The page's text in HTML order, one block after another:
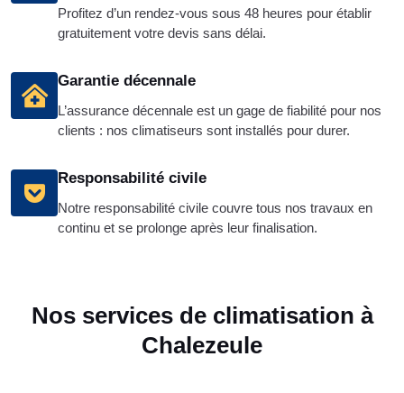
Profitez d’un rendez-vous sous 48 heures pour établir
gratuitement votre devis sans délai.
Garantie décennale
L’assurance décennale est un gage de fiabilité pour nos
clients : nos climatiseurs sont installés pour durer.
Responsabilité civile
Notre responsabilité civile couvre tous nos travaux en
continu et se prolonge après leur finalisation.
Nos services de climatisation à
Chalezeule